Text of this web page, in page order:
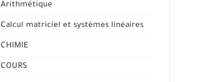
Arithmétique
Calcul matriciel et systèmes linéaires
CHIMIE
COURS